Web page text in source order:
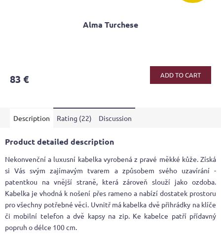
Alma Turchese
rating
of
stars.
83 € ADD TO CART
Description Rating (22) Discussion
Product detailed description
Nekonvenční a luxusní kabelka vyrobená z pravé měkké kůže. Získá
si Vás svým zajímavým tvarem a způsobem svého uzavírání -
patentkou na vnější straně, která zároveň slouží jako ozdoba.
Kabelka je vhodná k nošení přes rameno a nabízí dostatek prostoru
pro všechny potřebné věci. Uvnitř má kabelka dvě přihrádky na klíče
či mobilní telefon a dvě kapsy na zip. Ke kabelce patří přídavný
popruh o délce 100 cm.